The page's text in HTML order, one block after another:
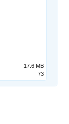
17.6 MB
73